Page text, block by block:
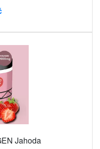
Jahoda